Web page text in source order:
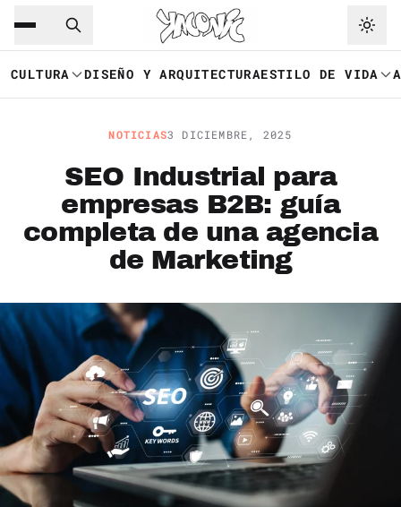
Saltar al contenido principal
CULTURA DISEÑO Y ARQUITECTURAESTILO DE VIDA
NOTICIAS3 DICIEMBRE, 2025
SEO Industrial para
empresas B2B: guía
completa de una agencia
de Marketing